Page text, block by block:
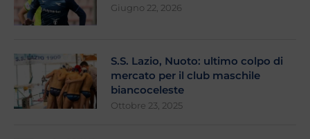
Giugno 22, 2026
S.S. Lazio, Nuoto: ultimo colpo di
mercato per il club maschile
biancoceleste
Ottobre 23, 2025